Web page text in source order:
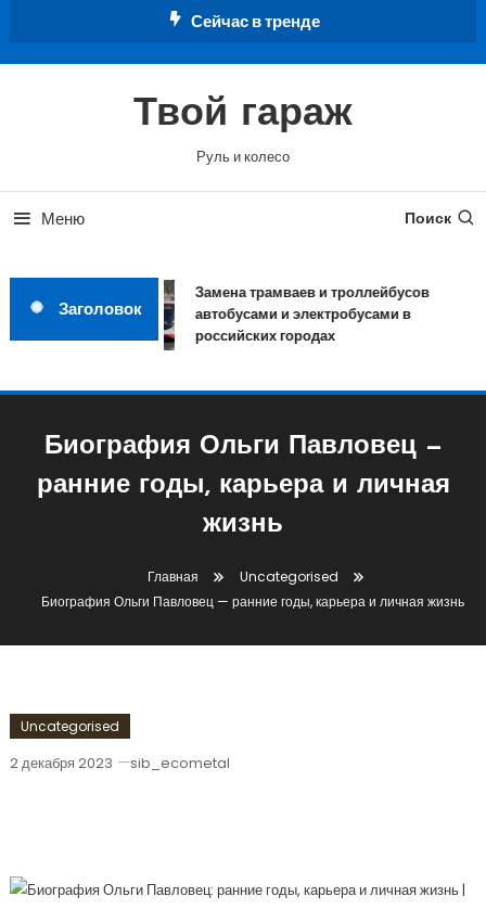
Сейчас в тренде
Твой гараж
Руль и колесо
Меню Поиск
Заголовок
Замена трамваев и троллейбусов
автобусами и электробусами в
российских городах
Биография Ольги Павловец —
ранние годы, карьера и личная
жизнь
Главная
Uncategorised
Биография Ольги Павловец — ранние годы, карьера и личная жизнь
Uncategorised
2 декабря 2023 sib_ecometal